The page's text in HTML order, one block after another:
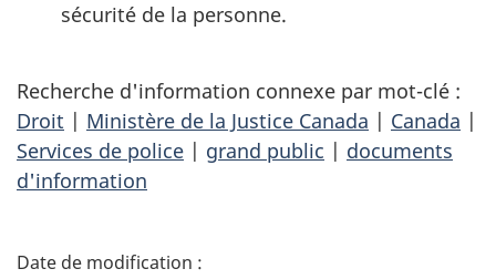
sécurité de la personne.
Recherche d'information connexe par mot-clé :
Droit | Ministère de la Justice Canada | Canada |
Services de police | grand public | documents
d'information
D